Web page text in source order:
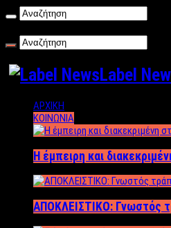
Label
ΑΡΧΙΚΗ
ΚΟΙΝΩΝΙΑ
Η έμπειρη και
ΑΠΟΚΛΕΙΣΤΙΚΟ: Γνωστός